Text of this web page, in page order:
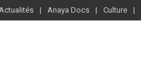
Anaya Docs Culture